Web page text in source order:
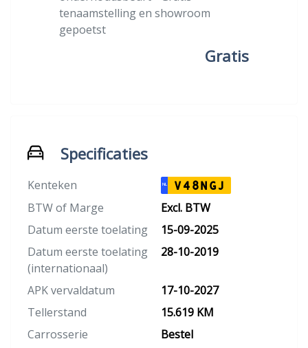
tenaamstelling en showroom
gepoetst
Gratis
Specificaties
Kenteken NL V48NGJ
BTW of Marge
Excl. BTW
Datum eerste toelating
15-09-2025
Datum eerste toelating
(internationaal)
28-10-2019
APK vervaldatum
17-10-2027
Tellerstand
15.619 KM
Carrosserie
Bestel